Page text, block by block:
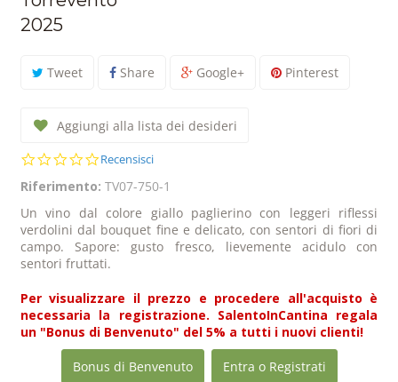
2025
Tweet Share Google+ Pinterest
Aggiungi alla lista dei desideri
0.0
rating
Recensisci
Riferimento: TV07-750-1
Un vino dal colore giallo paglierino con leggeri riflessi
verdolini dal bouquet fine e delicato, con sentori di fiori di
campo. Sapore: gusto fresco, lievemente acidulo con
sentori fruttati.
Per visualizzare il prezzo e procedere all'acquisto è
necessaria la registrazione. SalentoInCantina regala
un "Bonus di Benvenuto" del 5% a tutti i nuovi clienti!
Bonus di Benvenuto Entra o Registrati